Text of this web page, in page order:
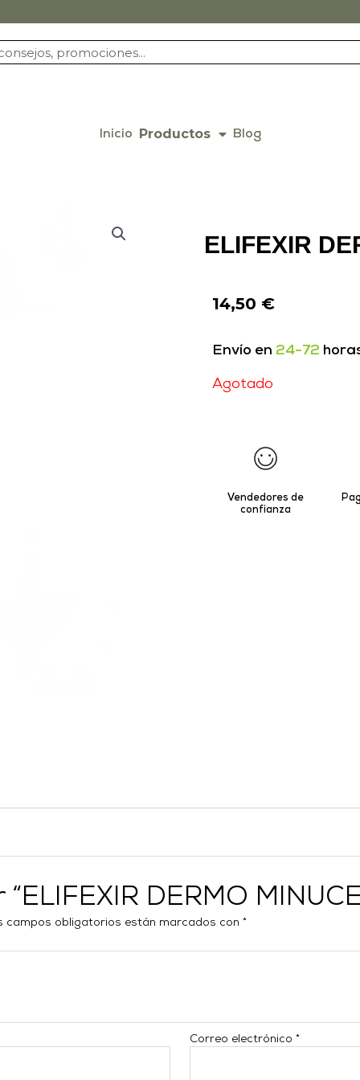
Inicio Productos Blog
ELIFEXIR
14,50 €
Envío en 24-72
Agotado
Vendedores de
confianza
DERMO
campos obligatorios están marcados con*
Correo electrónico*